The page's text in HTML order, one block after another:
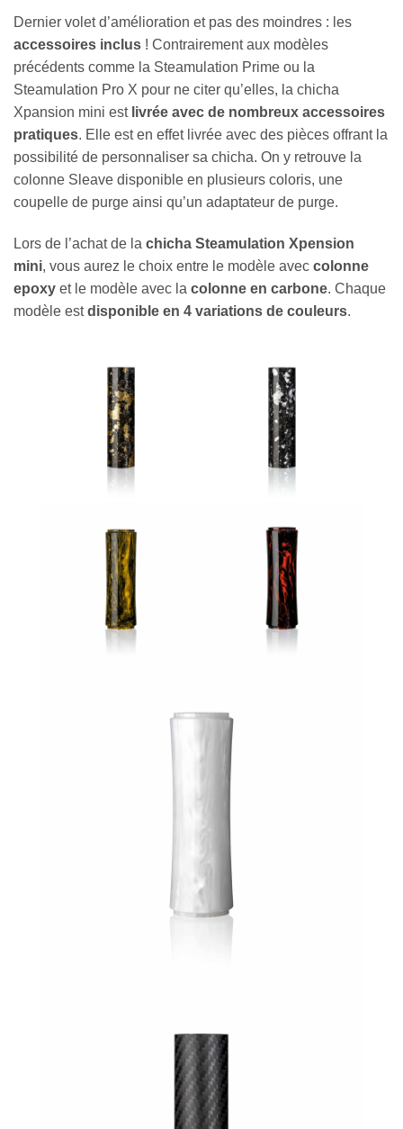
Dernier volet d’amélioration et pas des moindres : les
accessoires inclus ! Contrairement aux modèles
précédents comme la Steamulation Prime ou la
Steamulation Pro X pour ne citer qu’elles, la chicha
Xpansion mini estlivrée avec de nombreux accessoires
pratiques. Elle est en effet livrée avec des pièces offrant la
possibilité de personnaliser sa chicha. On y retrouve la
colonne Sleave disponible en plusieurs coloris, une
coupelle de purge ainsi qu’un adaptateur de purge.
Lors de l’achat de la chicha Steamulation Xpension
mini, vous aurez le choix entre le modèle avec colonne
epoxy et le modèle avec la colonne en carbone. Chaque
modèle estdisponible en 4 variations de couleurs.